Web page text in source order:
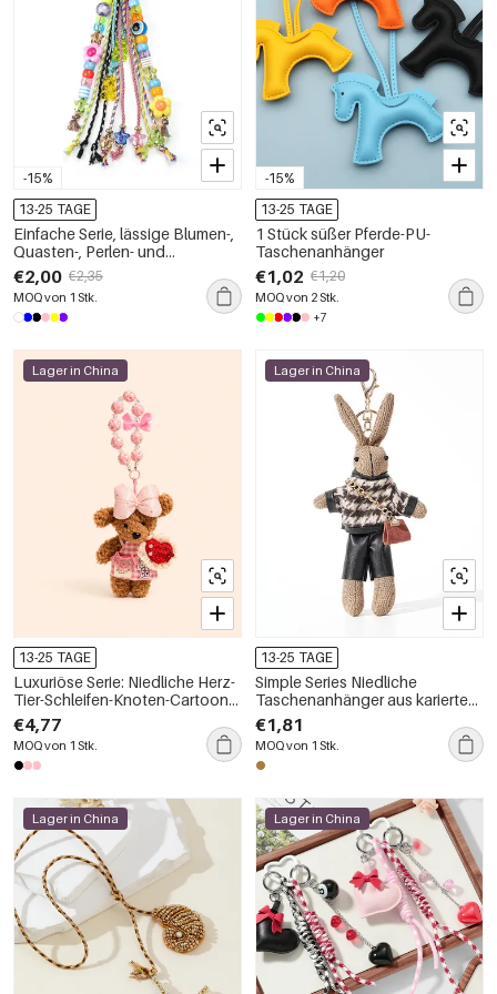
-15%
13-25 TAGE
Einfache Serie, lässige Blumen-,
Quasten-, Perlen- und
Sternanhänger für Plastiktüten
€2,00 €2,35
MOQ von 1 Stk.
-15%
13-25 TAGE
1 Stück süßer Pferde-PU-
Taschenanhänger
€1,02 €1,20
MOQ von 2 Stk.
+7
Lager in China
13-25 TAGE
Luxuriöse Serie: Niedliche Herz-
Tier-Schleifen-Knoten-Cartoon-
Perlen-PP-Taschenanhänger
€4,77
MOQ von 1 Stk.
Lager in China
13-25 TAGE
Simple Series Niedliche
Taschenanhänger aus kariertem
Stoff
€1,81
MOQ von 1 Stk.
Lager in China Lager in China